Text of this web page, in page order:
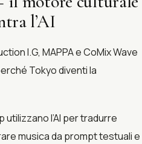
l’AI
I.G, MAPPA e CoMix Wave
Tokyo diventi la
utilizzano l’AI per tradurre
musica da prompt testuali e